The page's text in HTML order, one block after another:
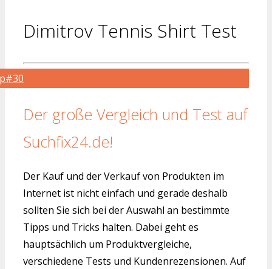
Dimitrov Tennis Shirt Test
Der große Vergleich und Test auf
Suchfix24.de!
Der Kauf und der Verkauf von Produkten im
Internet ist nicht einfach und gerade deshalb
sollten Sie sich bei der Auswahl an bestimmte
Tipps und Tricks halten. Dabei geht es
hauptsächlich um Produktvergleiche,
verschiedene Tests und Kundenrezensionen. Auf